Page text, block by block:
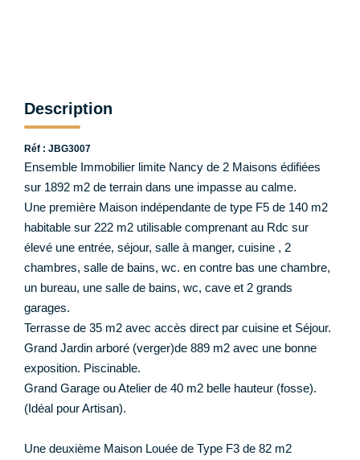
Description
Réf : JBG3007
Ensemble Immobilier limite Nancy de 2 Maisons édifiées
sur 1892 m2 de terrain dans une impasse au calme.
Une première Maison indépendante de type F5 de 140 m2
habitable sur 222 m2 utilisable comprenant au Rdc sur
élevé une entrée, séjour, salle à manger, cuisine , 2
chambres, salle de bains, wc. en contre bas une chambre,
un bureau, une salle de bains, wc, cave et 2 grands
garages.
Terrasse de 35 m2 avec accès direct par cuisine et Séjour.
Grand Jardin arboré (verger)de 889 m2 avec une bonne
exposition. Piscinable.
Grand Garage ou Atelier de 40 m2 belle hauteur (fosse).
(Idéal pour Artisan).
Une deuxième Maison Louée de Type F3 de 82 m2